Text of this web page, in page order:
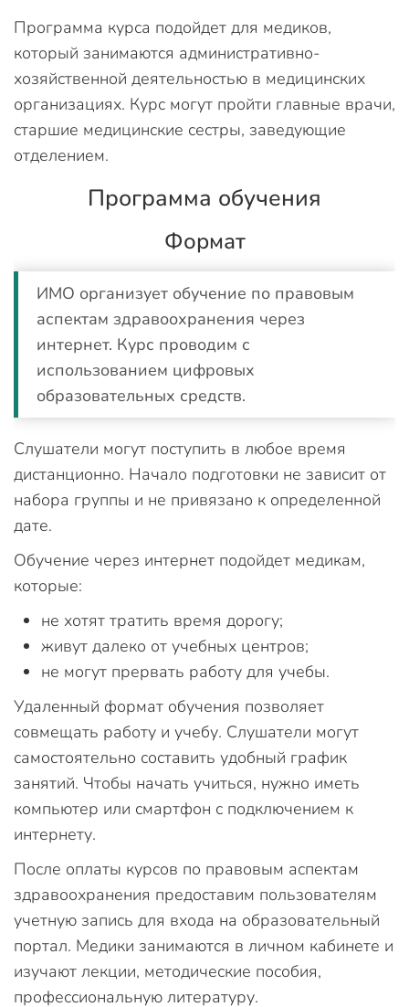
Программа курса подойдет для медиков,
который занимаются административно-
хозяйственной деятельностью в медицинских
организациях. Курс могут пройти главные врачи,
старшие медицинские сестры, заведующие
отделением.
Программа обучения
Формат
ИМО организует обучение по правовым
аспектам здравоохранения через
интернет. Курс проводим с
использованием цифровых
образовательных средств.
Слушатели могут поступить в любое время
дистанционно. Начало подготовки не зависит от
набора группы и не привязано к определенной
дате.
Обучение через интернет подойдет медикам,
которые:
не хотят тратить время дорогу;
живут далеко от учебных центров;
не могут прервать работу для учебы.
Удаленный формат обучения позволяет
совмещать работу и учебу. Слушатели могут
самостоятельно составить удобный график
занятий. Чтобы начать учиться, нужно иметь
компьютер или смартфон с подключением к
интернету.
После оплаты курсов по правовым аспектам
здравоохранения предоставим пользователям
учетную запись для входа на образовательный
портал. Медики занимаются в личном кабинете и
изучают лекции, методические пособия,
профессиональную литературу.